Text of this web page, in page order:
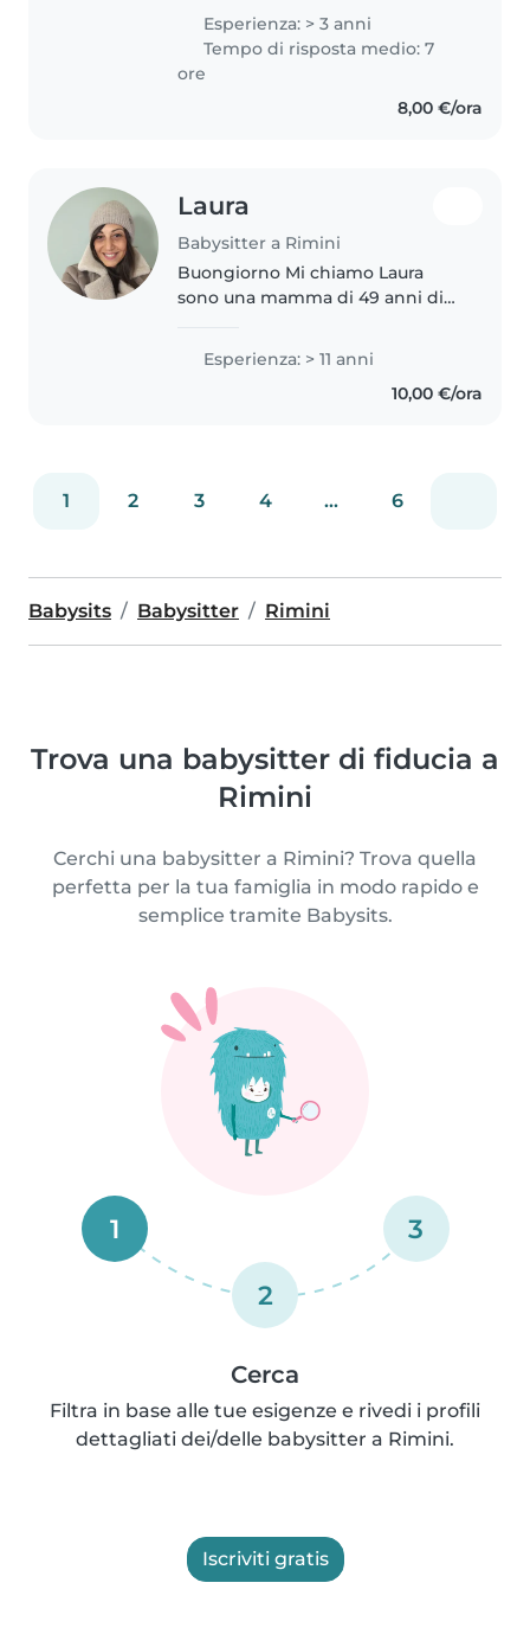
Nutrizione Umana. Cerco un
lavoretto che mi permetta di
finire gli studi ma allo stesso
tempo di mantenermi..
Esperienza: > 3 anni
Tempo di risposta medio: 7
ore
8,00 €/ora
Laura
Babysitter a Rimini
Buongiorno Mi chiamo Laura
sono una mamma di 49 anni di
dei bambini, mi occupo con
passione di neonati, bambini
piccoli e adolescenti. Sono una
Esperienza: > 11 anni
10,00 €/ora
1 2 3 4 ... 6
Babysits Babysitter Rimini
Trova una babysitter di fiducia a
Rimini
Cerchi una babysitter a Rimini? Trova quella
perfetta per la tua famiglia in modo rapido e
semplice tramite Babysits.
1
2
3
Cerca
Filtra in base alle tue esigenze e rivedi i profili
dettagliati dei/delle babysitter a Rimini.
Iscriviti gratis